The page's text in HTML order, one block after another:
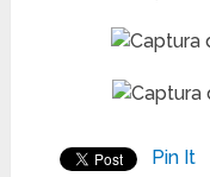
Pin It